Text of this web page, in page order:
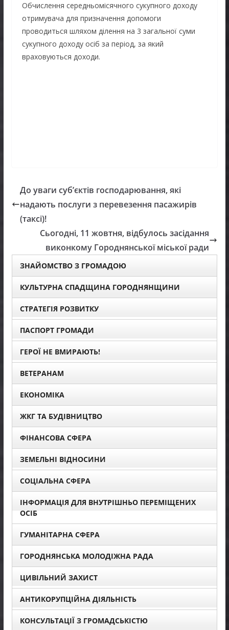
Обчислення середньомісячного сукупного доходу
отримувача для призначення допомоги
проводиться шляхом ділення на 3 загальної суми
сукупного доходу осіб за період, за який
враховуються доходи.
До уваги суб’єктів господарювання, які
надають послуги з перевезення пасажирів
(таксі)!
Сьогодні, 11 жовтня, відбулось засідання
виконкому Городнянської міської ради
ЗНАЙОМСТВО З ГРОМАДОЮ
КУЛЬТУРНА СПАДЩИНА ГОРОДНЯНЩИНИ
СТРАТЕГІЯ РОЗВИТКУ
ПАСПОРТ ГРОМАДИ
ГЕРОЇ НЕ ВМИРАЮТЬ!
ВЕТЕРАНАМ
ЕКОНОМІКА
ЖКГ ТА БУДІВНИЦТВО
ФІНАНСОВА СФЕРА
ЗЕМЕЛЬНІ ВІДНОСИНИ
СОЦІАЛЬНА СФЕРА
ІНФОРМАЦІЯ ДЛЯ ВНУТРІШНЬО ПЕРЕМІЩЕНИХ
ОСІБ
ГУМАНІТАРНА СФЕРА
ГОРОДНЯНСЬКА МОЛОДІЖНА РАДА
ЦИВІЛЬНИЙ ЗАХИСТ
АНТИКОРУПЦІЙНА ДІЯЛЬНІСТЬ
КОНСУЛЬТАЦІЇ З ГРОМАДСЬКІСТЮ